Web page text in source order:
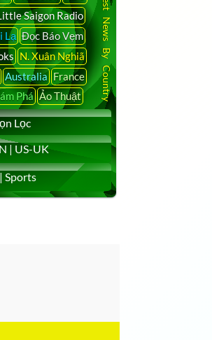
Saigon Radio
Lạ Đọc Báo Vẹm
N. Xuân Nghiã
Australia France
Phá Ảo Thuật
Lọc
| US-UK
Sports
Latest News By Country